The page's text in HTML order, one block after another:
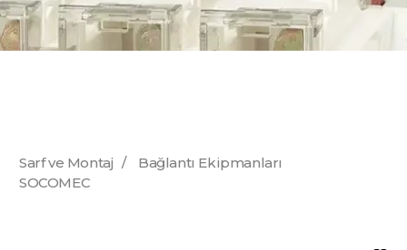
Sarf ve Montaj /
Bağlantı Ekipmanları
SOCOMEC